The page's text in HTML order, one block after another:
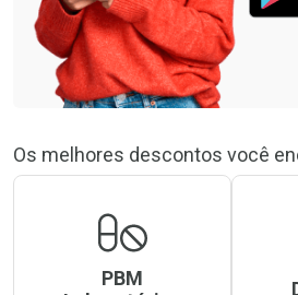
Os melhores descontos você
PBM